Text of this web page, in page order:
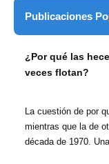
Publicaciones
¿Por qué las
veces flotan?
La cuestión de por
mientras que la de
década de 1970. Una